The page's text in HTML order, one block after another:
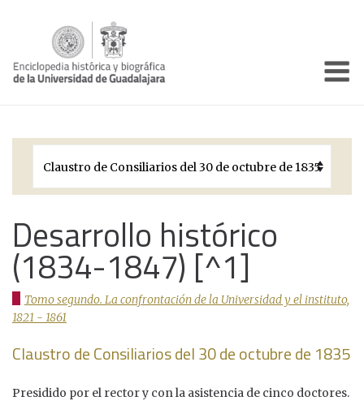
Períodos Históricos
Galería
Documentos institucionales
Desarrollo histórico
(1834-1847) [^1]
Tomo segundo. La confrontación de la Universidad y el instituto,
1821 - 1861
Claustro de Consiliarios del 30 de octubre de 1835
Presidido por el rector y con la asistencia de cinco doctores.